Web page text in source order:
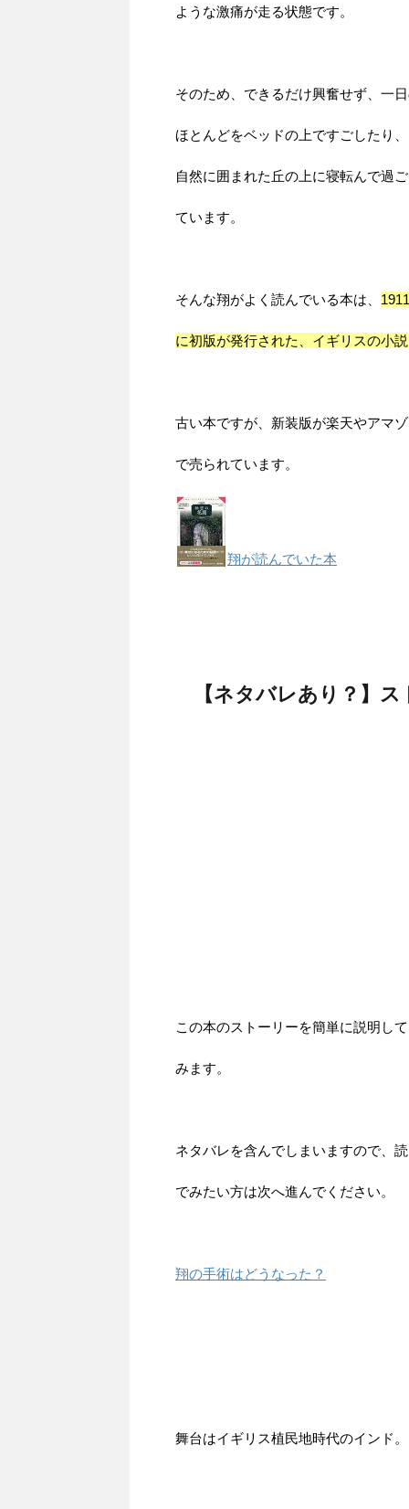
ような激痛が走る状態です。
そのため、できるだけ興奮せず、一
ほとんどをベッドの上ですごしたり、
自然に囲まれた丘の上に寝転んで過
ています。
そんな翔がよく読んでいる本は、
に初版が発行された、イギリスの小説
古い本ですが、新装版が楽天やアマ
で売られています。
翔が読んでいた本
【ネタバレあり？】
この本のストーリーを簡単に説明して
みます。
ネタバレを含んでしまいますので、
でみたい方は次へ進んでください。
翔の手術はどうなった？
舞台はイギリス植民地時代のインド。